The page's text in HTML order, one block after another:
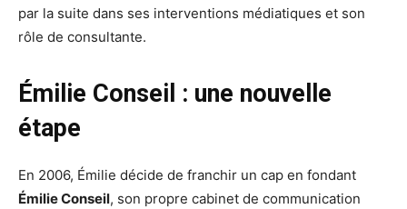
par la suite dans ses interventions médiatiques et son
rôle de consultante.
Émilie Conseil : une nouvelle
étape
En 2006, Émilie décide de franchir un cap en fondant
Émilie Conseil, son propre cabinet de communication